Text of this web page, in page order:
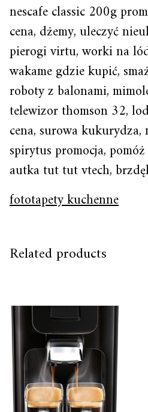
nescafe classic 200g
cena, dżemy, uleczyć
pierogi virtu, worki na
wakame gdzie kupić,
roboty z balonami,
telewizor thomson 32,
cena, surowa
spirytus promocja,
autka tut tut vtech,
fototapety kuchenne
Related products